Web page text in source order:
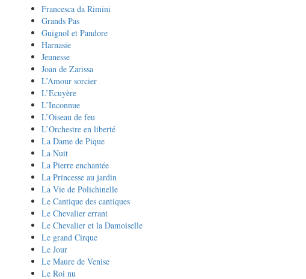
Francesca da Rimini
Grands Pas
Guignol et Pandore
Harnasie
Jeunesse
Joan de Zarissa
L’Amour sorcier
L’Ecuyère
L’Inconnue
L’Oiseau de feu
L’Orchestre en liberté
La Dame de Pique
La Nuit
La Pierre enchantée
La Princesse au jardin
La Vie de Polichinelle
Le Cantique des cantiques
Le Chevalier errant
Le Chevalier et la Damoiselle
Le grand Cirque
Le Jour
Le Maure de Venise
Le Roi nu